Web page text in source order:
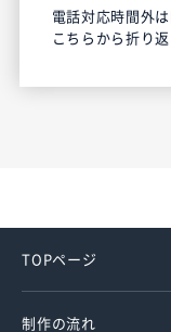
電話対応時間外
こちらから折り
TOPページ
制作の流れ